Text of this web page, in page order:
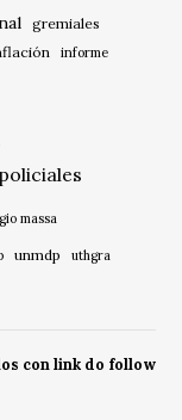
gremiales
informe
policiales
massa
unmdp
uthgra
con link do follow